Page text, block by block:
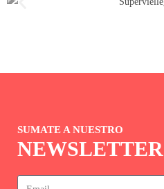
SUMATE A NUESTRO
NEWSLETTER